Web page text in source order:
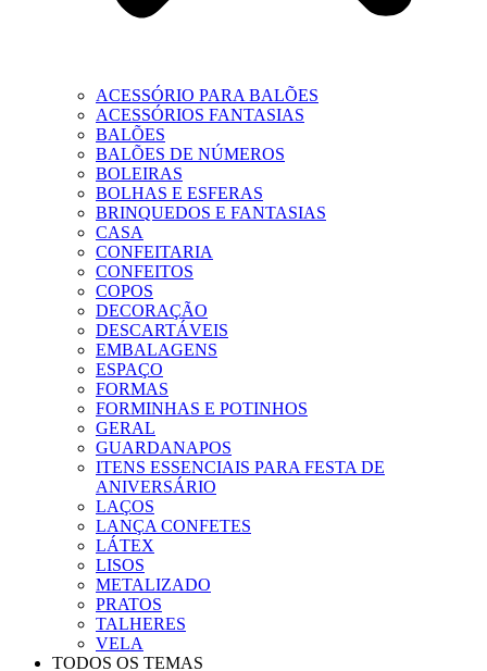
ACESSÓRIO PARA BALÕES
ACESSÓRIOS FANTASIAS
BALÕES
BALÕES DE NÚMEROS
BOLEIRAS
BOLHAS E ESFERAS
BRINQUEDOS E FANTASIAS
CASA
CONFEITARIA
CONFEITOS
COPOS
DECORAÇÃO
DESCARTÁVEIS
EMBALAGENS
ESPAÇO
FORMAS
FORMINHAS E POTINHOS
GERAL
GUARDANAPOS
ITENS ESSENCIAIS PARA FESTA DE
ANIVERSÁRIO
LAÇOS
LANÇA CONFETES
LÁTEX
LISOS
METALIZADO
PRATOS
TALHERES
VELA
TODOS OS TEMAS